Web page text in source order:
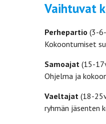
Vaihtuvat
Perhepartio (3-
Kokoontumiset
Samoajat (15-
Ohjelma ja
Vaeltajat (18-
ryhmän jäsenten